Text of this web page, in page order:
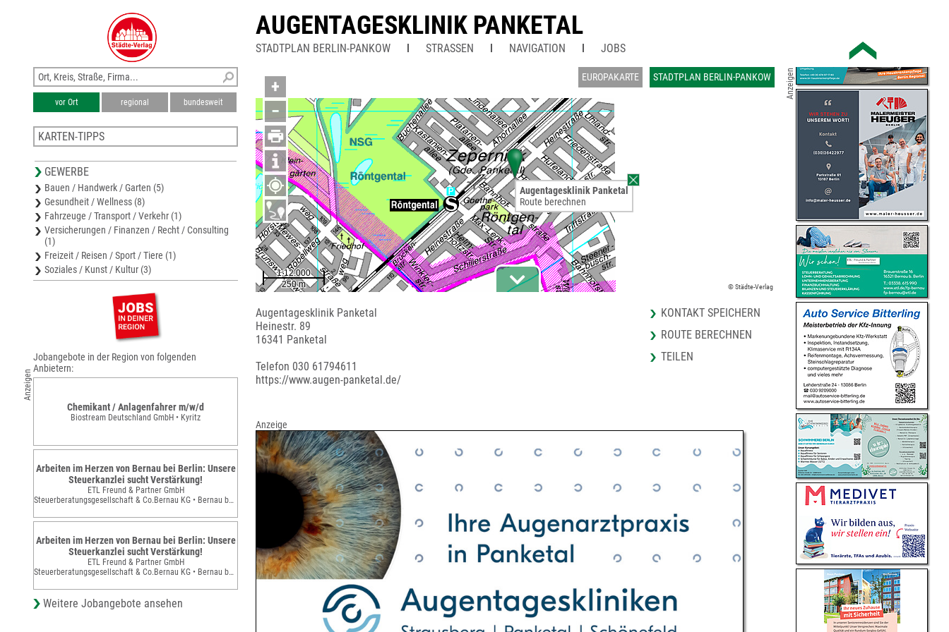
AUGENTAGESKLINIK PANKETAL
STADTPLAN BERLIN-PANKOW STRASSEN NAVIGATION JOBS
EUROPAKARTE STADTPLAN BERLIN-PANKOW
+
−
© Städte-Verlag
Augentagesklinik Panketal
Route berechnen
Augentagesklinik Panketal
Heinestr. 89
16341 Panketal
Telefon 030 61794611
https://www.augen-panketal.de/
KONTAKT SPEICHERN
ROUTE BERECHNEN
TEILEN
Anzeige
vor Ort regional bundesweit
KARTEN-TIPPS
Stadtplan Bernau bei Berlin
Stadtplan Ahrensfelde
Stadtplan Wandlitz
Stadtplan Berlin-Lichtenberg
GEWERBE
Bauen / Handwerk / Garten (5)
Gesundheit / Wellness (8)
Fahrzeuge / Transport / Verkehr (1)
Versicherungen / Finanzen / Recht / Consulting
(1)
Freizeit / Reisen / Sport / Tiere (1)
Soziales / Kunst / Kultur (3)
Anzeigen
Jobangebote in der Region von folgenden
Anbietern:
Chemikant / Anlagenfahrer m/w/d
Biostream Deutschland GmbH • Kyritz
Arbeiten im Herzen von Bernau bei Berlin: Unsere
Steuerkanzlei sucht Verstärkung!
ETL Freund & Partner GmbH
Steuerberatungsgesellschaft & Co.Bernau KG • Bernau bei Berlin
Arbeiten im Herzen von Bernau bei Berlin: Unsere
Steuerkanzlei sucht Verstärkung!
ETL Freund & Partner GmbH
Steuerberatungsgesellschaft & Co.Bernau KG • Bernau bei Berlin
Weitere Jobangebote ansehen
Anzeigen